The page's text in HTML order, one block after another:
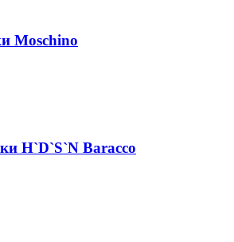
Moschino
H`D`S`N Baracco